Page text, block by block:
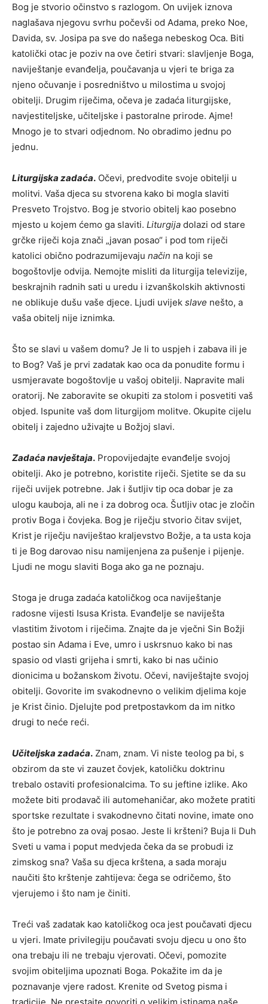
Bog je stvorio očinstvo s razlogom. On uvijek iznova
naglašava njegovu svrhu počevši od Adama, preko Noe,
Davida, sv. Josipa pa sve do našega nebeskog Oca. Biti
katolički otac je poziv na ove četiri stvari: slavljenje Boga,
naviještanje evanđelja, poučavanja u vjeri te briga za
njeno očuvanje i posredništvo u milostima u svojoj
obitelji. Drugim riječima, očeva je zadaća liturgijske,
navjestiteljske, učiteljske i pastoralne prirode. Ajme!
Mnogo je to stvari odjednom. No obradimo jednu po
jednu.
Liturgijska zadaća. Očevi, predvodite svoje obitelji u
molitvi. Vaša djeca su stvorena kako bi mogla slaviti
Presveto Trojstvo. Bog je stvorio obitelj kao posebno
mjesto u kojem ćemo ga slaviti. Liturgija dolazi od stare
grčke riječi koja znači „javan posao“ i pod tom riječi
katolici obično podrazumijevaju način na koji se
bogoštovlje odvija. Nemojte misliti da liturgija televizije,
beskrajnih radnih sati u uredu i izvanškolskih aktivnosti
ne oblikuje dušu vaše djece. Ljudi uvijek slave nešto, a
vaša obitelj nije iznimka.
Što se slavi u vašem domu? Je li to uspjeh i zabava ili je
to Bog? Vaš je prvi zadatak kao oca da ponudite formu i
usmjeravate bogoštovlje u vašoj obitelji. Napravite mali
oratorij. Ne zaboravite se okupiti za stolom i posvetiti vaš
objed. Ispunite vaš dom liturgijom molitve. Okupite cijelu
obitelj i zajedno uživajte u Božjoj slavi.
Zadaća navještaja. Propovijedajte evanđelje svojoj
obitelji. Ako je potrebno, koristite riječi. Sjetite se da su
riječi uvijek potrebne. Jak i šutljiv tip oca dobar je za
ulogu kauboja, ali ne i za dobrog oca. Šutljiv otac je zločin
protiv Boga i čovjeka. Bog je riječju stvorio čitav svijet,
Krist je riječju naviještao kraljevstvo Božje, a ta usta koja
ti je Bog darovao nisu namijenjena za pušenje i pijenje.
Ljudi ne mogu slaviti Boga ako ga ne poznaju.
Stoga je druga zadaća katoličkog oca naviještanje
radosne vijesti Isusa Krista. Evanđelje se naviješta
vlastitim životom i riječima. Znajte da je vječni Sin Božji
postao sin Adama i Eve, umro i uskrsnuo kako bi nas
spasio od vlasti grijeha i smrti, kako bi nas učinio
dionicima u božanskom životu. Očevi, naviještajte svojoj
obitelji. Govorite im svakodnevno o velikim djelima koje
je Krist činio. Djelujte pod pretpostavkom da im nitko
drugi to neće reći.
Učiteljska zadaća. Znam, znam. Vi niste teolog pa bi, s
obzirom da ste vi zauzet čovjek, katoličku doktrinu
trebalo ostaviti profesionalcima. To su jeftine izlike. Ako
možete biti prodavač ili automehaničar, ako možete pratiti
sportske rezultate i svakodnevno čitati novine, imate ono
što je potrebno za ovaj posao. Jeste li kršteni? Buja li Duh
Sveti u vama i poput medvjeda čeka da se probudi iz
zimskog sna? Vaša su djeca krštena, a sada moraju
naučiti što krštenje zahtijeva: čega se odričemo, što
vjerujemo i što nam je činiti.
Treći vaš zadatak kao katoličkog oca jest poučavati djecu
u vjeri. Imate privilegiju poučavati svoju djecu u ono što
ona trebaju ili ne trebaju vjerovati. Očevi, pomozite
svojim obiteljima upoznati Boga. Pokažite im da je
poznavanje vjere radost. Krenite od Svetog pisma i